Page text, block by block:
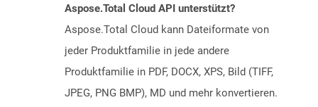
Aspose.Total Cloud API unterstützt?
Aspose.Total Cloud kann Dateiformate von
jeder Produktfamilie in jede andere
Produktfamilie in PDF, DOCX, XPS, Bild (TIFF,
JPEG, PNG BMP), MD und mehr konvertieren.